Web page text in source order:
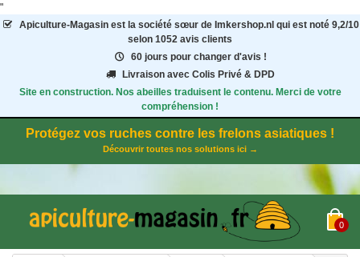
"
Apiculture-Magasinest la société sœur de Imkershop.nl qui est noté 9,2/10
selon 1052 avis clients
60 jours pour changer d'avis !
Livraison avec Colis Privé & DPD
Site en construction. Nos abeilles traduisent le contenu. Merci de votre
compréhension !
Protégez vos ruches contre les frelons asiatiques !
Découvrir toutes nos solutions ici →
0